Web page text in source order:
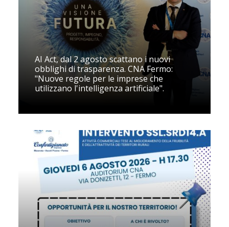
AI Act, dal 2 agosto scattano i nuovi
obblighi di trasparenza. CNA Fermo:
"Nuove regole per le imprese che
utilizzano l'intelligenza artificiale".